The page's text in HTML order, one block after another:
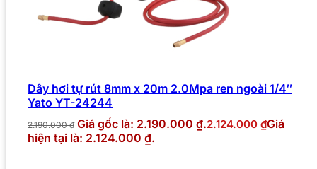
Dây hơi tự rút 8mm x 20m 2.0Mpa ren ngoài 1/4″
Yato YT-24244
2.190.000₫ Giá gốc là: 2.190.000 ₫.2.124.000 ₫Giá
hiện tại là: 2.124.000 ₫.